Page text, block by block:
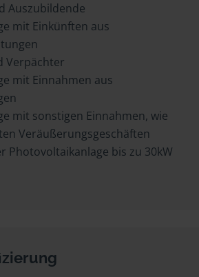
Auszubildende
mit Einkünften aus
Verpächter
mit Einnahmen aus
mit sonstigen Einnahmen, wie
Veräußerungsgeschäften
Photovoltaikanlage bis zu 30kW